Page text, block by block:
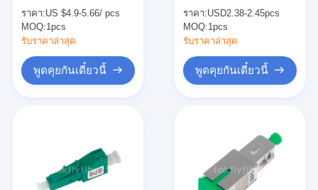
ต่อเพศสําหรับการลด
สัญญาณแสง
ราคา:US $4.9-5.66/ pcs
MOQ:1pcs
รับราคาล่าสุด
พูดคุยกันเดี๋ยวนี้
ราคา:USD2.38-2.45pcs
MOQ:1pcs
รับราคาล่าสุด
พูดคุยกันเดี๋ยวนี้